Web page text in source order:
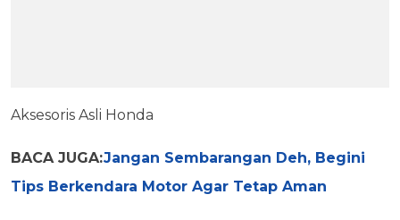
Aksesoris Asli Honda
BACA JUGA:Jangan Sembarangan Deh, Begini
Tips Berkendara Motor Agar Tetap Aman